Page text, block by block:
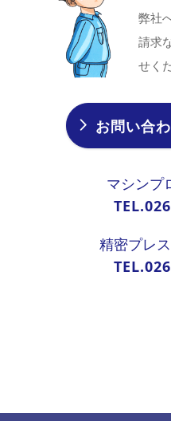
弊社
請求
せく
お問い合
マシンプ
精密プレ